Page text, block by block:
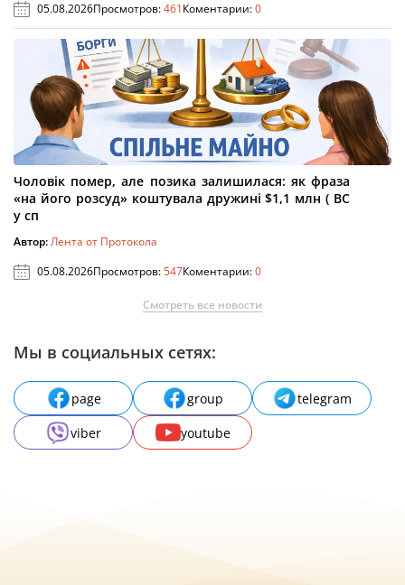
05.08.2026Просмотров:461Коментарии:0
Чоловік помер, але позика залишилася: як фраза
«на його розсуд» коштувала дружині $1,1 млн ( ВС
у сп
Автор:Лента от Протокола
05.08.2026Просмотров:547Коментарии:0
Смотреть все новости
Мы в социальных сетях:
page group
telegram
viber
youtube